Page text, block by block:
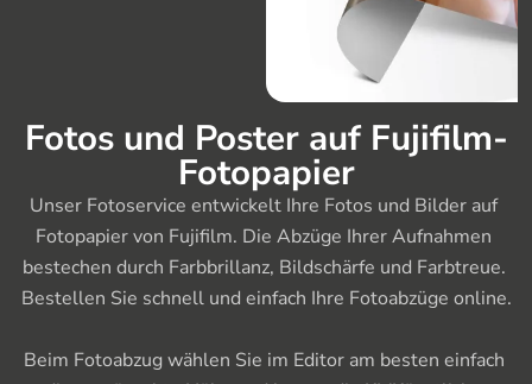
Fotos und Poster auf Fujifilm-
Fotopapier
Unser Fotoservice entwickelt Ihre Fotos und Bilder auf
Fotopapier von Fujifilm. Die Abzüge Ihrer Aufnahmen
bestechen durch Farbbrillanz, Bildschärfe und Farbtreue.
Bestellen Sie schnell und einfach Ihre Fotoabzüge online.
Beim Fotoabzug wählen Sie im Editor am besten einfach